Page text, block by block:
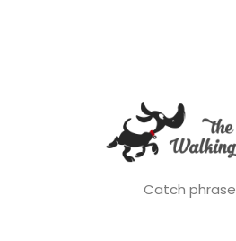
Catch phrase